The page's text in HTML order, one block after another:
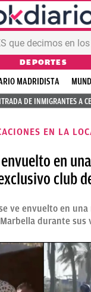
que decimos en los
DEPORTES
MADRIDISTA
DE INMIGRANTES A
EN LA
en
club
ve envuelto en
durante sus